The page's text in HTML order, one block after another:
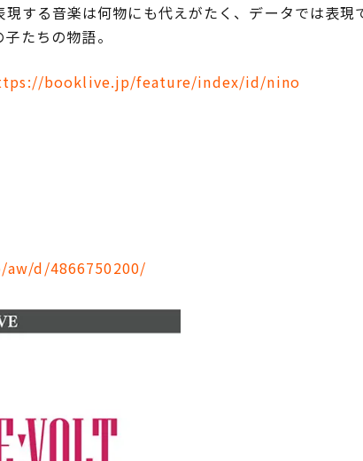
現する音楽は何物にも代えがたく、データでは表現
ちの物語――。
booklive.jp/feature/index/id/nino
d/4866750200/